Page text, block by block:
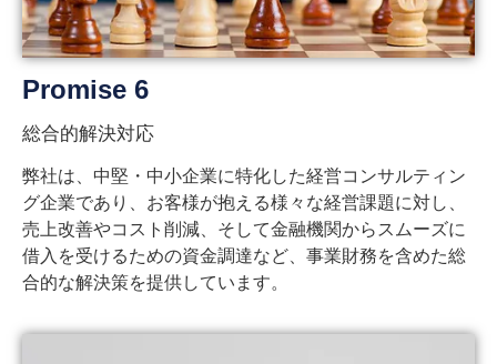
Promise 6
総合的解決対応
弊社は、中堅・中小企業に特化した経営コンサルティン
グ企業であり、お客様が抱える様々な経営課題に対し、
売上改善やコスト削減、そして金融機関からスムーズに
借入を受けるための資金調達など、事業財務を含めた総
合的な解決策を提供しています。